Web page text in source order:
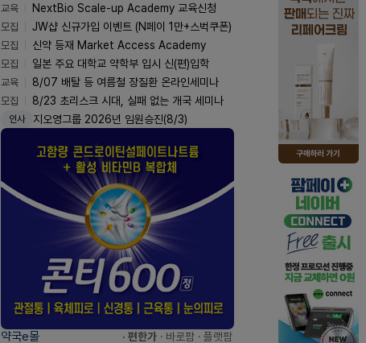
교육
NextBio Scale-up Academy 교육신청
모집
JW샵 신규가입 이벤트 (N페이 1만+스벅쿠폰)
모집
신약 등재 Market Access Academy
모집
일본 주요 대학교 약학부 입시 신(편)입학
교육
8/07 배탈 등 여름철 장질환 온라인세미나
모집
8/23 초리스크 시대, 실패 없는 개국 세미나
인사 지오영그룹 2026년 임원승진(8/3)
약국e몰 · 편한가 · 바로팜 · 플랫팜